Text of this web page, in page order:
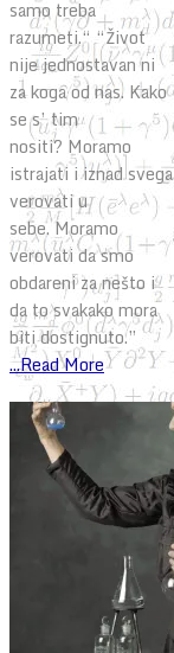
samo treba
razumeti.“ “Život
nije jednostavan ni
za koga od nas. Kako
se s’ tim
nositi? Moramo
istrajati i iznad svega
verovati u
sebe. Moramo
verovati da smo
obdareni za nešto i
da to svakako mora
biti dostignuto.”
...Read More